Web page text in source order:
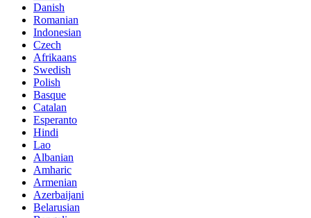
Danish
Romanian
Indonesian
Czech
Afrikaans
Swedish
Polish
Basque
Catalan
Esperanto
Hindi
Lao
Albanian
Amharic
Armenian
Azerbaijani
Belarusian